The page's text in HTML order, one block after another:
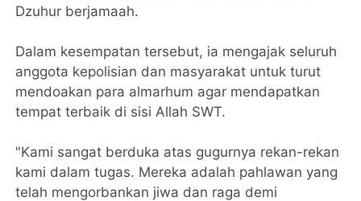
Dzuhur berjamaah.
Dalam kesempatan tersebut, ia mengajak seluruh
anggota kepolisian dan masyarakat untuk turut
mendoakan para almarhum agar mendapatkan
tempat terbaik di sisi Allah SWT.
"Kami sangat berduka atas gugurnya rekan-rekan
kami dalam tugas. Mereka adalah pahlawan yang
telah mengorbankan jiwa dan raga demi